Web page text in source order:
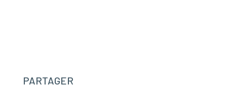
PARTAGER